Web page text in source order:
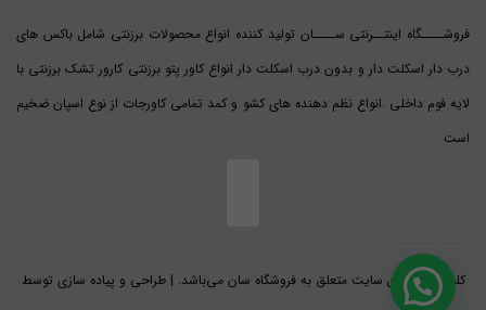
فروشــــگاه اینتــرنتی ســــان تولید کننده انواع محصولات برزنتی شامل باکس های
درب دار اسکلت دار و بدون درب اسکلت دار انواع کاور پتو برزنتی کارور تشک برزنتی با
لایه فوم داخلی .انواع نظم دهنده های کشو و کمد تمامی کاورجات از نوع اسپان ضخیم
است
کلیه حقوق این سایت متعلق به فروشگاه سان می‌باشد. | طراحی و پیاده سازی توسط